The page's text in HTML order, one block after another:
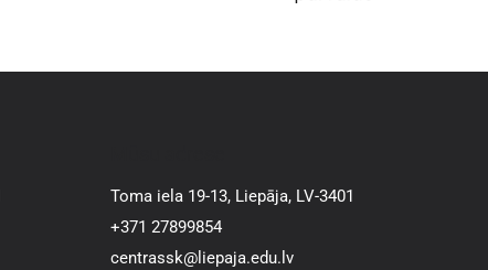
Toma iela 19-13, Liepāja, LV-3401
+371 27899854
centrassk@liepaja.edu.lv